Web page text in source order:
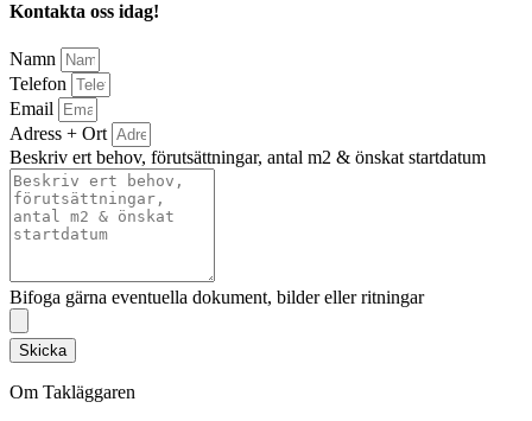
Kontakta oss idag!
Namn
Telefon
Email
Adress + Ort
Beskriv ert behov, förutsättningar, antal m2 & önskat startdatum
Bifoga gärna eventuella dokument, bilder eller ritningar
Skicka
Om Takläggaren